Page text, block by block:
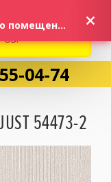
04-74
54473-2
ПРОСИМ
НАЛИЧИЕ
«Идеальные обои для любого помещения!»